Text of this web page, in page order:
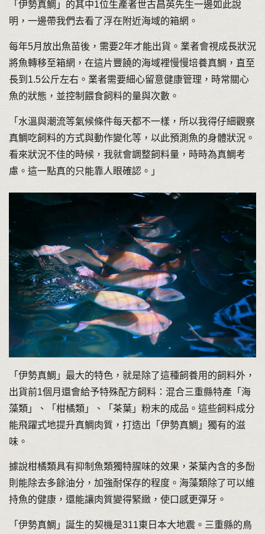
「伊勢真鯛」的其中1位生產者世古昌英先生一邊如此說
明，一邊帶我們去看了浮在附近海域的箱網。
每年5月放出魚苗後，需要2年才能出貨。業者會視成長狀況
將魚轉移至箱網，在這片豐饒的海域裡慢慢培養真鯛，直至
長到1.5公斤左右。業者需要細心留意健康管理，時常關心
魚的狀態，並控制餵食飼料的量與次數。
「水溫與潮流等氣候條件每天都不一樣，所以我得仔細觀察
真鯛吃飼料的方式與動作變化等，以此預測魚的身體狀況。
看來狀況不佳的時候，我就會調整飼料量，時時為真鯛考
慮。這一點真的只能靠人眼確認。」
「伊勢真鯛」最大的特色，就是除了這種飼養用的飼料外，
出貨前1個月還會給予特殊配方飼料：混合三重縣特產「海
藻類」、「柑橘類」、「茶葉」粉末的成品。這些飼料成分
能飛躍式地提升真鯛肉質，打造出「伊勢真鯛」獨有的滋
味。
據說柑橘類具有抑制魚類獨特腥味的效果，茶葉內含的多酚
則能除去多餘油分，加強耐保存的程度。海藻類除了可以維
持魚的健康，還能讓肉質變得緊緻，使口感更彈牙。
「伊勢真鯛」誕生的契機是311東日本大地震。三重縣的鳥